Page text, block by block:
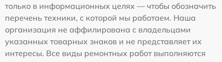
только в информационных целях — чтобы обозначить
перечень техники, с которой мы работаем. Наша
организация не аффилирована с владельцами
указанных товарных знаков и не представляет их
интересы. Все виды ремонтных работ выполняются